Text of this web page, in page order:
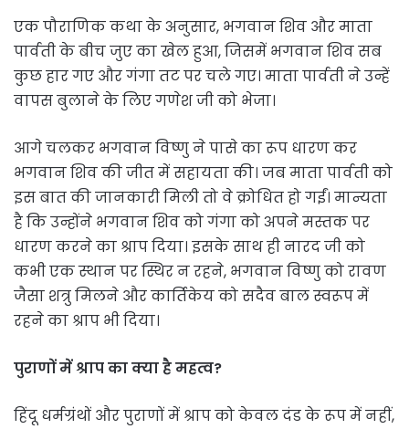
एक पौराणिक कथा के अनुसार, भगवान शिव और माता
पार्वती के बीच जुए का खेल हुआ, जिसमें भगवान शिव सब
कुछ हार गए और गंगा तट पर चले गए। माता पार्वती ने उन्हें
वापस बुलाने के लिए गणेश जी को भेजा।
आगे चलकर भगवान विष्णु ने पासे का रूप धारण कर
भगवान शिव की जीत में सहायता की। जब माता पार्वती को
इस बात की जानकारी मिली तो वे क्रोधित हो गईं। मान्यता
है कि उन्होंने भगवान शिव को गंगा को अपने मस्तक पर
धारण करने का श्राप दिया। इसके साथ ही नारद जी को
कभी एक स्थान पर स्थिर न रहने, भगवान विष्णु को रावण
जैसा शत्रु मिलने और कार्तिकेय को सदैव बाल स्वरूप में
रहने का श्राप भी दिया।
पुराणों में श्राप का क्या है महत्व?
हिंदू धर्मग्रंथों और पुराणों में श्राप को केवल दंड के रूप में नहीं,